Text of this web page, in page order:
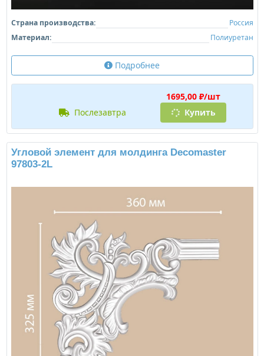
Страна производства:
Россия
Материал:
Полиуретан
Подробнее
1695,00 ₽/шт
послезавтра
Купить
Угловой элемент для молдинга Decomaster
97803-2L